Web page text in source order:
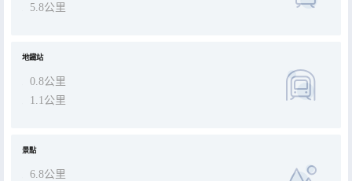
5.8公里
地鐵站
0.8公里
1.1公里
景點
6.8公里